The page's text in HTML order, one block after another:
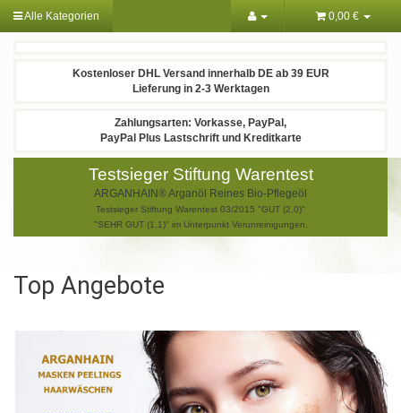
Kostenloser DHL Versand innerhalb DE ab 39 EUR
Lieferung in 2-3 Werktagen
Zahlungsarten: Vorkasse, PayPal,
PayPal Plus Lastschrift und Kreditkarte
Testsieger Stiftung Warentest
ARGANHAIN® Arganöl Reines Bio-Pflegeöl
Testsieger Stiftung Warentest 03/2015 "GUT (2,0)"
"SEHR GUT (1,1)" im Unterpunkt Verunreinigungen.
0,00 €
Alle Kategorien
Top Angebote